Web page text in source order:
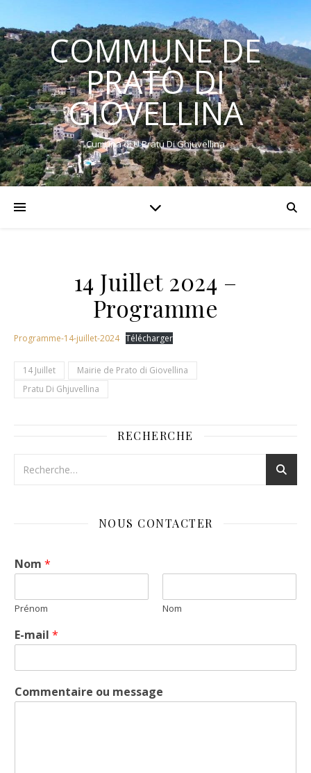
COMMUNE DE
PRATO DI
GIOVELLINA
Cumuna di U Pratu Di Ghjuvellina
14 Juillet 2024 –
Programme
Programme-14-juillet-2024 Télécharger
14 Juillet
Mairie de Prato di Giovellina
Pratu Di Ghjuvellina
RECHERCHE
NOUS CONTACTER
Nom *
Prénom Nom
E-mail *
Commentaire ou message